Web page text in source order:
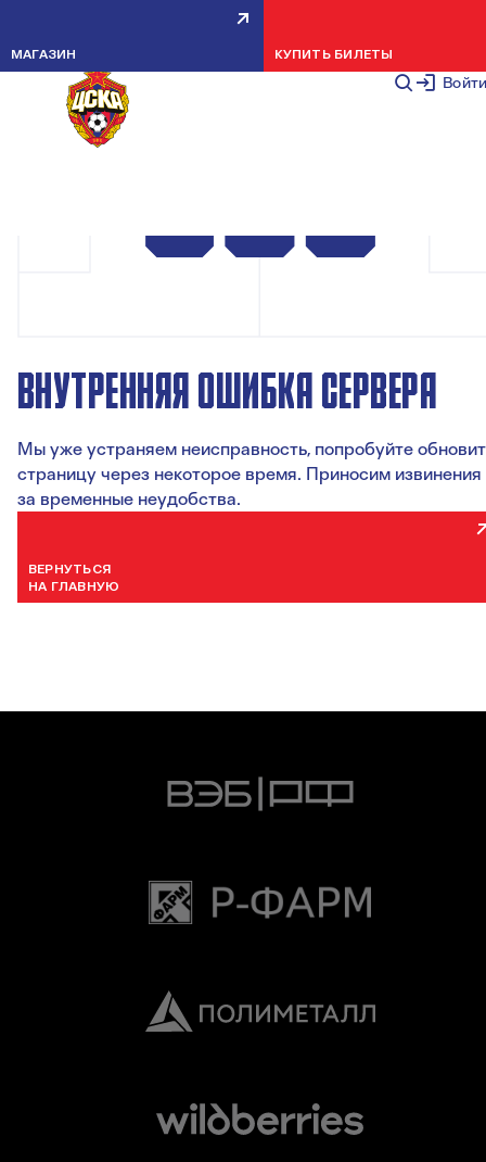
Войти
МАГАЗИН КУПИТЬ БИЛЕТЫ
ВНУТРЕННЯЯ ОШИБКА СЕРВЕРА
Мы уже устраняем неисправность, попробуйте
страницу через некоторое время. Приносим извинения
за временные неудобства.
ВЕРНУТЬСЯ
НА ГЛАВНУЮ